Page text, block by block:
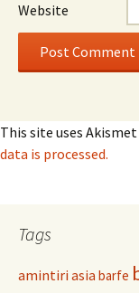
Website
This site uses
data is processed.
Tags
amintiriasia barfe